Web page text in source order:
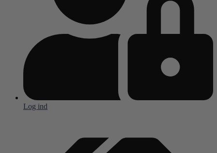
Log ind